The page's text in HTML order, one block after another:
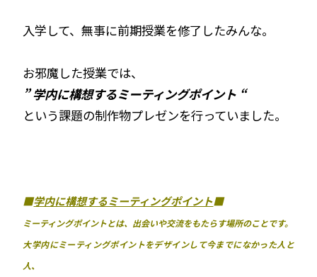
入学して、無事に前期授業を修了したみんな。
お邪魔した授業では、
” 学内に構想するミーティングポイント “
という課題の制作物プレゼンを行っていました。
■学内に構想するミーティングポイント■
ミーティングポイントとは、出会いや交流をもたらす場所のことです。
大学内にミーティングポイントをデザインして今までになかった人と
人、